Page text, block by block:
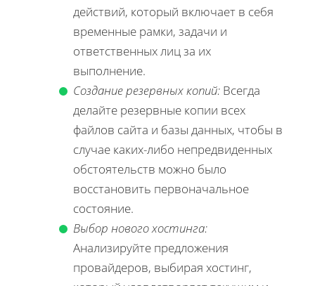
действий, который включает в себя
временные рамки, задачи и
ответственных лиц за их
выполнение.
Создание резервных копий: Всегда
делайте резервные копии всех
файлов сайта и базы данных, чтобы в
случае каких-либо непредвиденных
обстоятельств можно было
восстановить первоначальное
состояние.
Выбор нового хостинга:
Анализируйте предложения
провайдеров, выбирая хостинг,